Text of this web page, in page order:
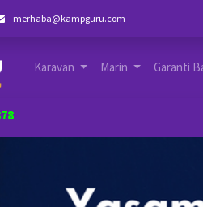
merhaba@kampguru.com
Karavan Marin Garanti